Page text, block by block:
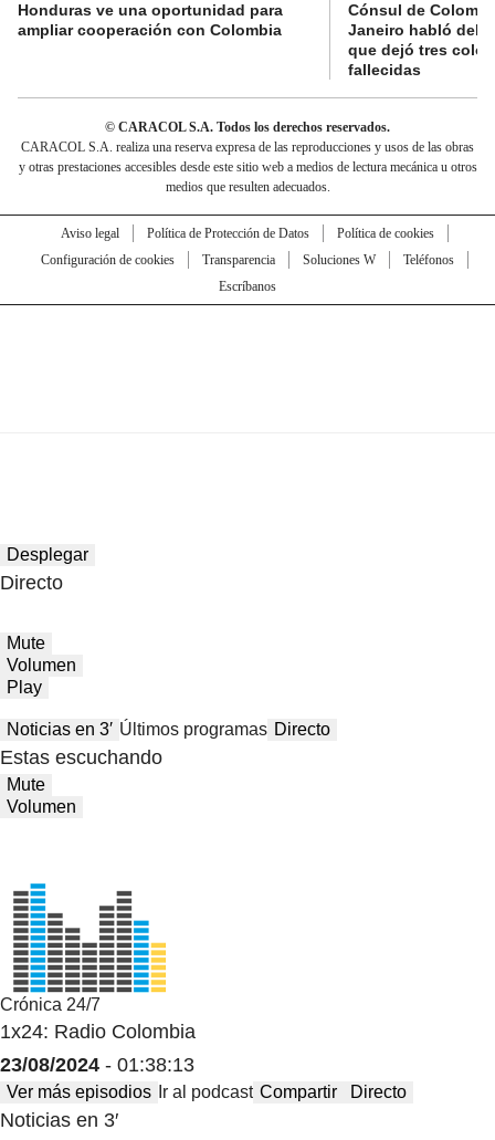
Honduras ve una oportunidad para
ampliar cooperación con Colombia
Cónsul de
Janeiro habló del
que dejó tres
fallecidas
© CARACOL S.A. Todos los derechos reservados.
CARACOL S.A. realiza una reserva expresa de las reproducciones y usos de las obras
y otras prestaciones accesibles desde este sitio web a medios de lectura mecánica u otros
medios que resulten adecuados.
Aviso legal Política de Protección de Datos
Política de cookies
Configuración de cookies
Transparencia Soluciones W
Teléfonos
Escríbanos
Desplegar
Directo
Mute
Volumen
Play
Noticias en 3′ Últimos programas Directo
Estas escuchando
Mute
Volumen
Crónica 24/7
1x24: Radio Colombia
23/08/2024 - 01:38:13
Ver más episodios Ir al podcast Compartir Directo
Noticias en 3′